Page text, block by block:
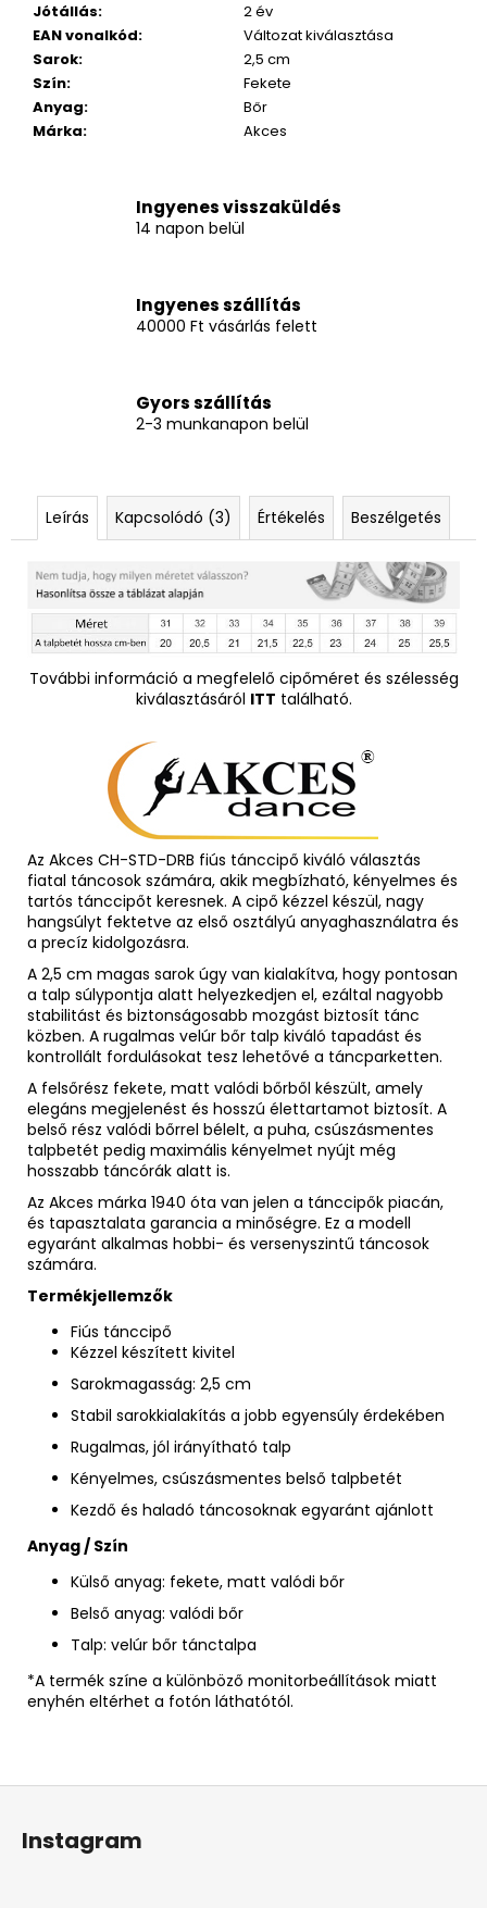
Jótállás:
2 év
EAN vonalkód:
Változat kiválasztása
Sarok:
2,5 cm
Szín:
Fekete
Anyag:
Bőr
Márka: Akces
Ingyenes visszaküldés
14 napon belül
Ingyenes szállítás
40000 Ft vásárlás felett
Gyors szállítás
2-3 munkanapon belül
Leírás Kapcsolódó (3) Értékelés Beszélgetés
További információ a megfelelő cipőméret és szélesség
kiválasztásáról ITT található.
Az Akces CH-STD-DRB fiús tánccipő kiváló választás
fiatal táncosok számára, akik megbízható, kényelmes és
tartós tánccipőt keresnek. A cipő kézzel készül, nagy
hangsúlyt fektetve az első osztályú anyaghasználatra és
a precíz kidolgozásra.
A 2,5 cm magas sarok úgy van kialakítva, hogy pontosan
a talp súlypontja alatt helyezkedjen el, ezáltal nagyobb
stabilitást és biztonságosabb mozgást biztosít tánc
közben. A rugalmas velúr bőr talp kiváló tapadást és
kontrollált fordulásokat tesz lehetővé a táncparketten.
A felsőrész fekete, matt valódi bőrből készült, amely
elegáns megjelenést és hosszú élettartamot biztosít. A
belső rész valódi bőrrel bélelt, a puha, csúszásmentes
talpbetét pedig maximális kényelmet nyújt még
hosszabb táncórák alatt is.
Az Akces márka 1940 óta van jelen a tánccipők piacán,
és tapasztalata garancia a minőségre. Ez a modell
egyaránt alkalmas hobbi- és versenyszintű táncosok
számára.
Termékjellemzők
Fiús tánccipő
Kézzel készített kivitel
Sarokmagasság: 2,5 cm
Stabil sarokkialakítás a jobb egyensúly érdekében
Rugalmas, jól irányítható talp
Kényelmes, csúszásmentes belső talpbetét
Kezdő és haladó táncosoknak egyaránt ajánlott
Anyag / Szín
Külső anyag: fekete, matt valódi bőr
Belső anyag: valódi bőr
Talp: velúr bőr tánctalpa
*A termék színe a különböző monitorbeállítások miatt
enyhén eltérhet a fotón láthatótól.
Instagram